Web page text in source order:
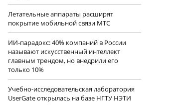
Летательные аппараты расширят
покрытие мобильной связи МТС
ИИ-парадокс: 40% компаний в России
называют искусственный интеллект
главным трендом, но внедрили его
только 10%
Учебно-исследовательская лаборатория
UserGate открылась на базе НГТУ НЭТИ